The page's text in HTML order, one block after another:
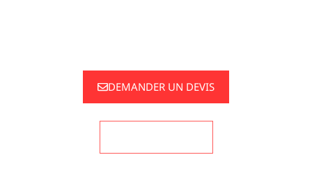
DEMANDER UN DEVIS